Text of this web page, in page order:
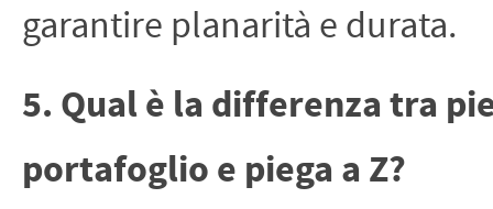
garantire planarità e durata.
5. Qual è la differenza tra
portafoglio e piega a Z?